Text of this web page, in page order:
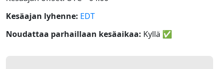
Kesäajan lyhenne: EDT
Noudattaa parhaillaan kesäaikaa: Kyllä ✅